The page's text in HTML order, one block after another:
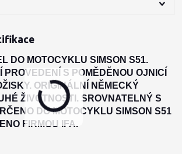
DO MOTOCYKLU SIMSON S51.
S POMĚDĚNOU OJNICÍ
ORIGINÁLNÍ NĚMECKÝ
ŽIVOTNOSTI. SROVNATELNÝ S
DO MOTOCYKLU SIMSON S51
FIRMOU IFA.